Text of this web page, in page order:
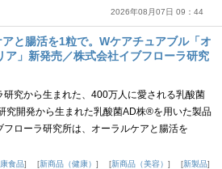
2026年08月07日 09：44
と腸活を1粒で。Wケアチュアブル「オ
ア」新発売／株式会社イブフローラ研究
研究から生まれた、400万人に愛される乳酸菌
究開発から生まれた乳酸菌AD株®を用いた製品
ローラ研究所は、オーラルケアと腸活を
食品 新商品（健康） 新商品（美容） 新製品